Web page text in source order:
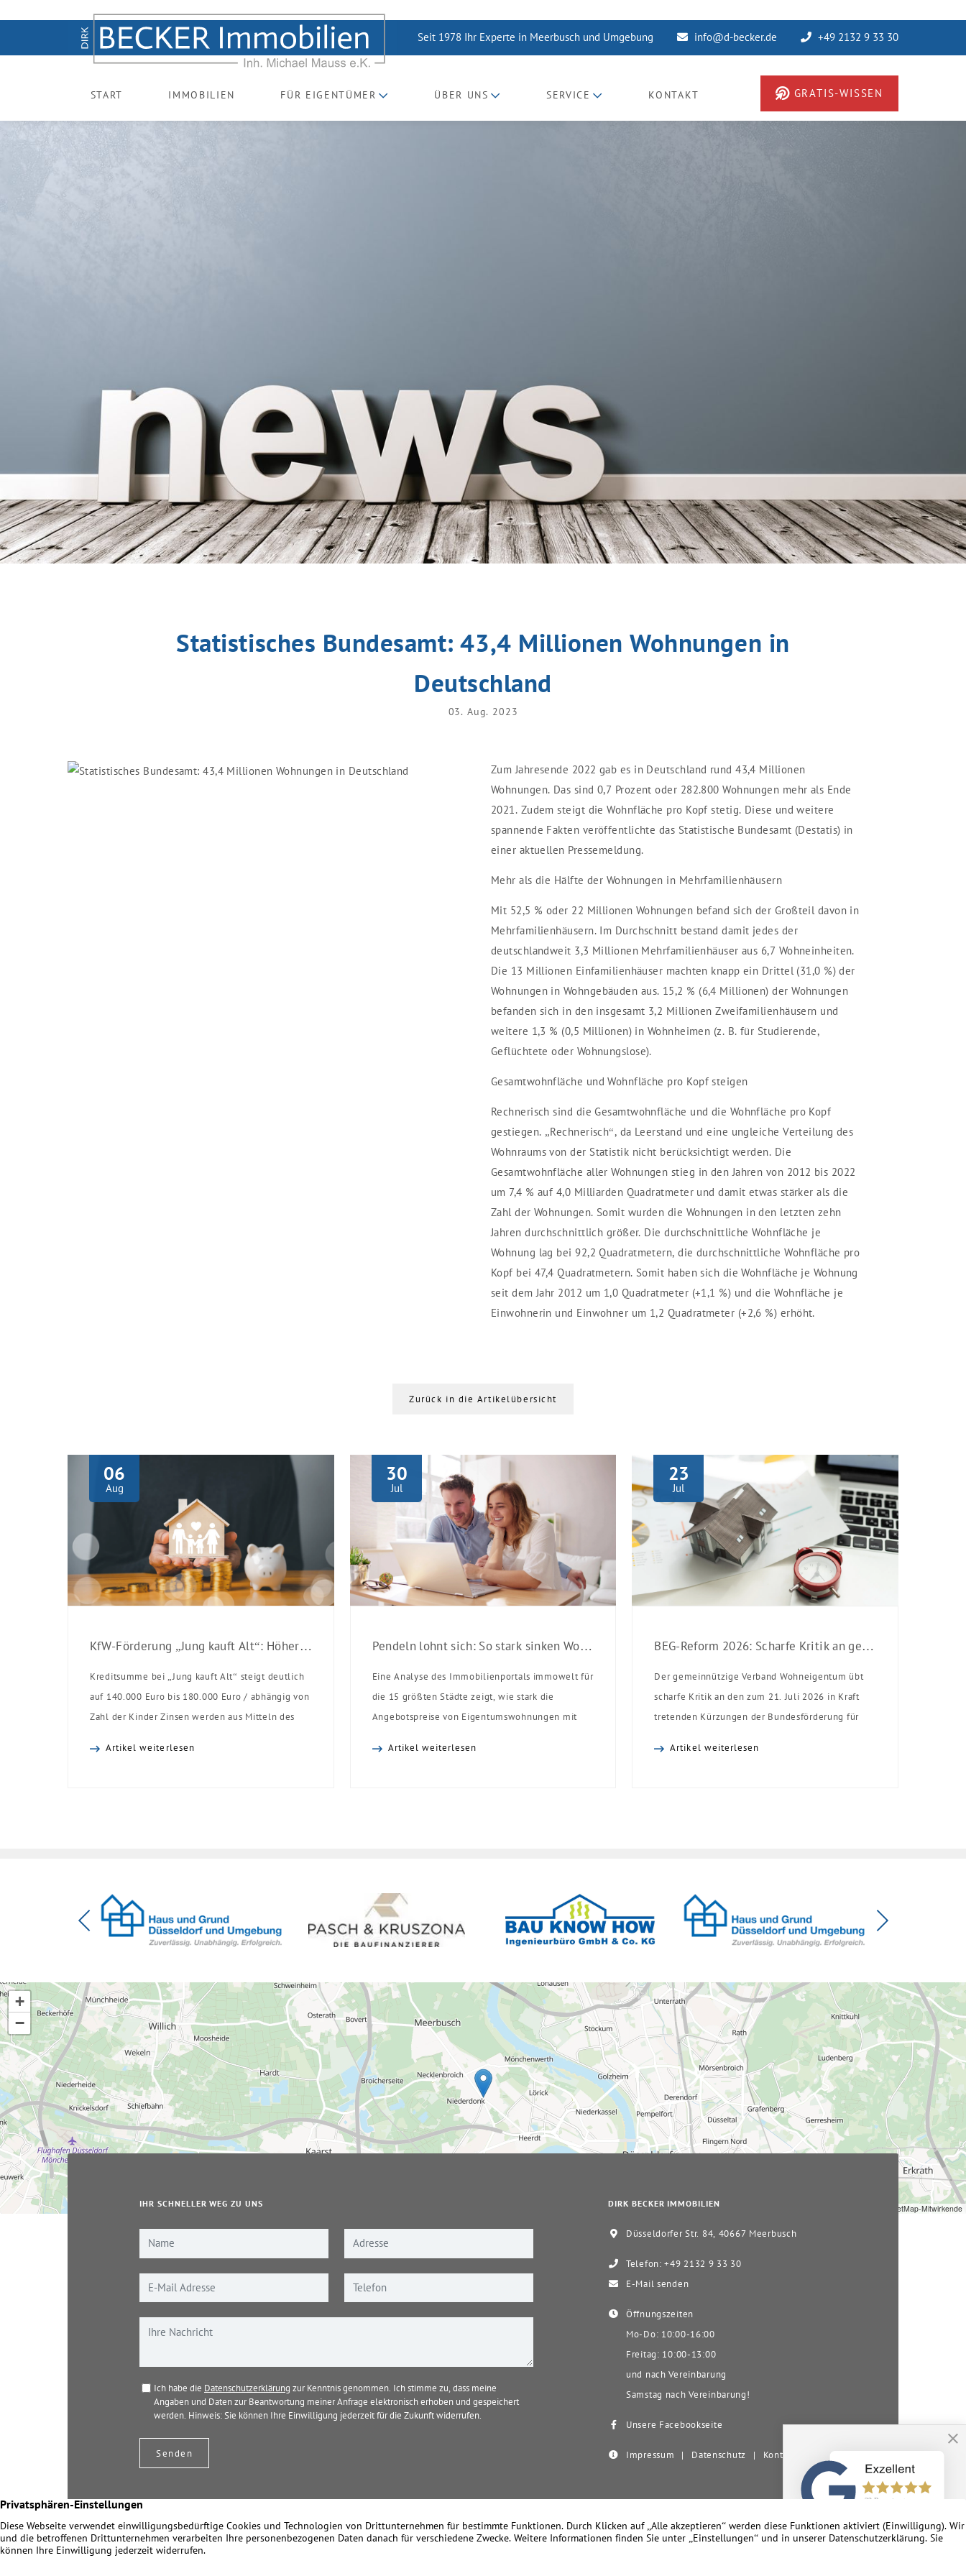
Seit 1978 Ihr Experte in Meerbusch und Umgebung info@d-becker.de +49 2132 9 33 30
START IMMOBILIEN FÜR EIGENTÜMER ÜBER UNS SERVICE KONTAKT GRATIS-WISSEN
Statistisches Bundesamt: 43,4 Millionen Wohnungen in
Deutschland
03. Aug. 2023
Zum Jahresende 2022 gab es in Deutschland rund 43,4 Millionen
Wohnungen. Das sind 0,7 Prozent oder 282.800 Wohnungen mehr als Ende
2021. Zudem steigt die Wohnfläche pro Kopf stetig. Diese und weitere
spannende Fakten veröffentlichte das Statistische Bundesamt (Destatis) in
einer aktuellen Pressemeldung.
Mehr als die Hälfte der Wohnungen in Mehrfamilienhäusern
Mit 52,5 % oder 22 Millionen Wohnungen befand sich der Großteil davon in
Mehrfamilienhäusern. Im Durchschnitt bestand damit jedes der
deutschlandweit 3,3 Millionen Mehrfamilienhäuser aus 6,7 Wohneinheiten.
Die 13 Millionen Einfamilienhäuser machten knapp ein Drittel (31,0 %) der
Wohnungen in Wohngebäuden aus. 15,2 % (6,4 Millionen) der Wohnungen
befanden sich in den insgesamt 3,2 Millionen Zweifamilienhäusern und
weitere 1,3 % (0,5 Millionen) in Wohnheimen (z. B. für Studierende,
Geflüchtete oder Wohnungslose).
Gesamtwohnfläche und Wohnfläche pro Kopf steigen
Rechnerisch sind die Gesamtwohnfläche und die Wohnfläche pro Kopf
gestiegen. „Rechnerisch“, da Leerstand und eine ungleiche Verteilung des
Wohnraums von der Statistik nicht berücksichtigt werden. Die
Gesamtwohnfläche aller Wohnungen stieg in den Jahren von 2012 bis 2022
um 7,4 % auf 4,0 Milliarden Quadratmeter und damit etwas stärker als die
Zahl der Wohnungen. Somit wurden die Wohnungen in den letzten zehn
Jahren durchschnittlich größer. Die durchschnittliche Wohnfläche je
Wohnung lag bei 92,2 Quadratmetern, die durchschnittliche Wohnfläche pro
Kopf bei 47,4 Quadratmetern. Somit haben sich die Wohnfläche je Wohnung
seit dem Jahr 2012 um 1,0 Quadratmeter (+1,1 %) und die Wohnfläche je
Einwohnerin und Einwohner um 1,2 Quadratmeter (+2,6 %) erhöht.
Zurück in die Artikelübersicht
06
Aug
KfW-Förderung „Jung kauft Alt“: Höhere Kredite ab August 2026
Kreditsumme bei „Jung kauft Alt“ steigt deutlich
auf 140.000 Euro bis 180.000 Euro / abhängig von
Zahl der Kinder Zinsen werden aus Mitteln des
Artikel weiterlesen
30
Jul
Pendeln lohnt sich: So stark sinken Wohnungspreise im Umland
Eine Analyse des Immobilienportals immowelt für
die 15 größten Städte zeigt, wie stark die
Angebotspreise von Eigentumswohnungen mit
Artikel weiterlesen
23
Jul
BEG-Reform 2026: Scharfe Kritik an gekürzten Sanierungsförderungen
Der gemeinnützige Verband Wohneigentum übt
scharfe Kritik an den zum 21. Juli 2026 in Kraft
tretenden Kürzungen der Bundesförderung für
Artikel weiterlesen
+
−
© OpenStreetMap-Mitwirkende
IHR SCHNELLER WEG ZU UNS
Ich habe die Datenschutzerklärung zur Kenntnis genommen. Ich stimme zu, dass meine
Angaben und Daten zur Beantwortung meiner Anfrage elektronisch erhoben und gespeichert
werden. Hinweis: Sie können Ihre Einwilligung jederzeit für die Zukunft widerrufen.
DIRK BECKER IMMOBILIEN
Düsseldorfer Str. 84, 40667 Meerbusch
Telefon: +49 2132 9 33 30
E-Mail senden
Öffnungszeiten
Mo-Do: 10:00-16:00
Freitag: 10:00-13:00
und nach Vereinbarung
Samstag nach Vereinbarung!
Unsere Facebookseite
Impressum | Datenschutz | Kontakt